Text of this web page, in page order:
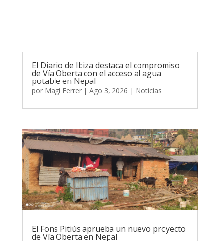
El Diario de Ibiza destaca el compromiso
de Vía Oberta con el acceso al agua
potable en Nepal
por Magí Ferrer| Ago 3, 2026 | Noticias
El Fons Pitiús aprueba un nuevo proyecto
de Vía Oberta en Nepal